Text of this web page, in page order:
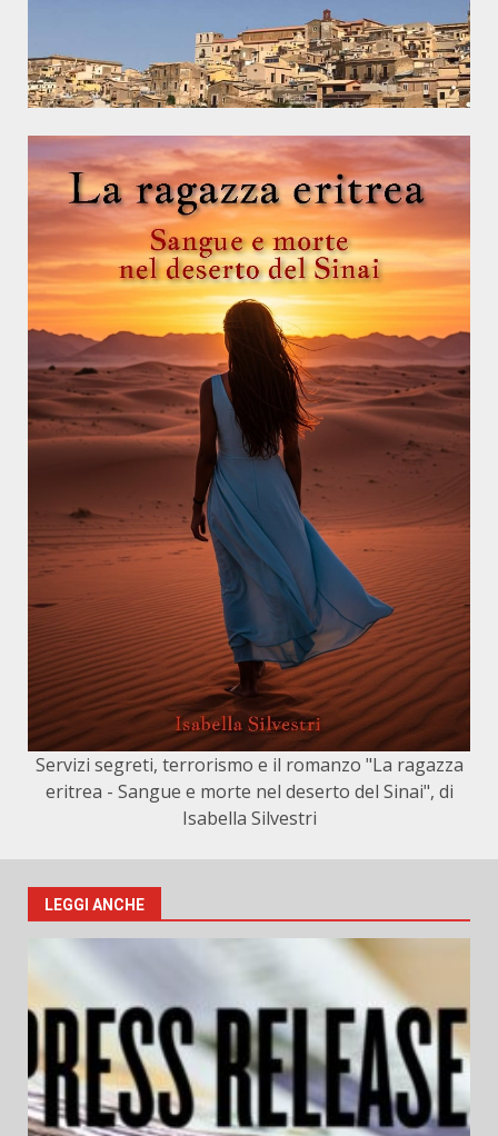
Servizi segreti, terrorismo e il romanzo "La ragazza
eritrea - Sangue e morte nel deserto del Sinai", di
Isabella Silvestri
LEGGI ANCHE